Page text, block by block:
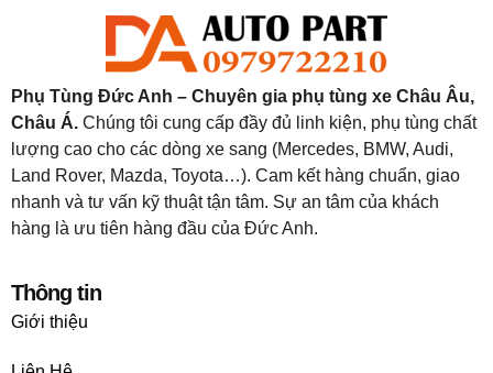
Phụ Tùng Đức Anh – Chuyên gia phụ tùng xe Châu Âu,
Châu Á. Chúng tôi cung cấp đầy đủ linh kiện, phụ tùng chất
lượng cao cho các dòng xe sang (Mercedes, BMW, Audi,
Land Rover, Mazda, Toyota…). Cam kết hàng chuẩn, giao
nhanh và tư vấn kỹ thuật tận tâm. Sự an tâm của khách
hàng là ưu tiên hàng đầu của Đức Anh.
Thông tin
Giới thiệu